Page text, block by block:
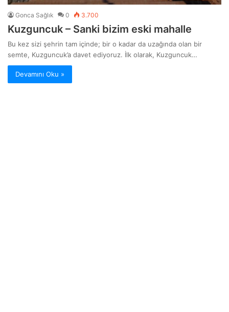
Gonca Sağlık 0 3.700
Kuzguncuk – Sanki bizim eski mahalle
Bu kez sizi şehrin tam içinde; bir o kadar da uzağında olan bir
semte, Kuzguncuk’a davet ediyoruz. İlk olarak, Kuzguncuk…
Devamını Oku »